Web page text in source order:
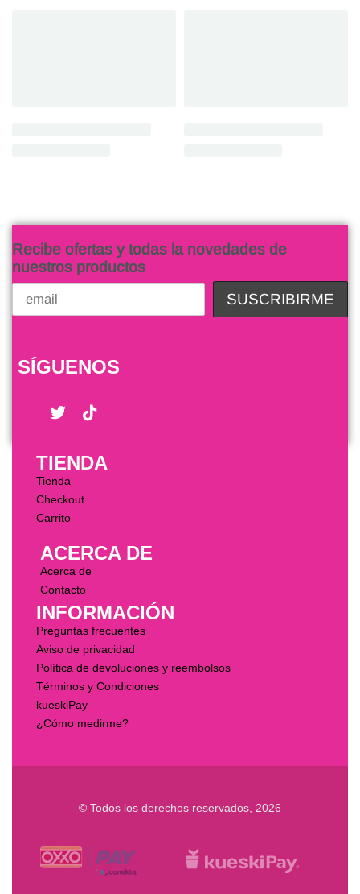
Recibe ofertas y todas la novedades de
nuestros productos
SÍGUENOS
TIENDA
Tienda
Checkout
Carrito
ACERCA DE
Acerca de
Contacto
INFORMACIÓN
Preguntas frecuentes
Aviso de privacidad
Política de devoluciones y reembolsos
Términos y Condiciones
kueskiPay
¿Cómo medirme?
© Todos los derechos reservados, 2026